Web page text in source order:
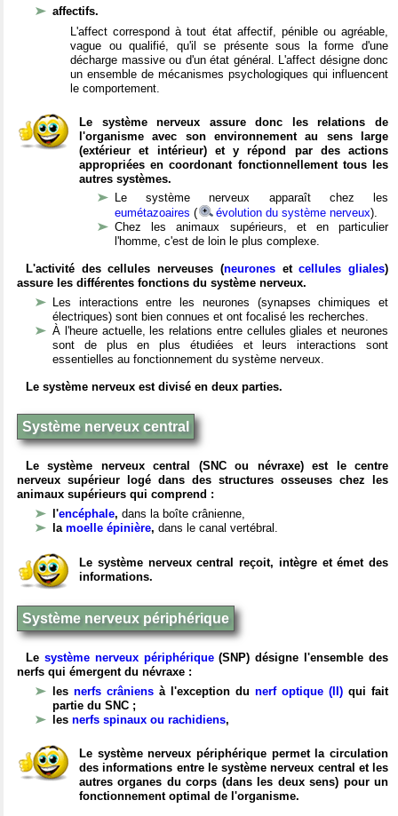
affectifs.
L'affect correspond à tout état affectif, pénible ou agréable,
vague ou qualifié, qu'il se présente sous la forme d'une
décharge massive ou d'un état général. L'affect désigne donc
un ensemble de mécanismes psychologiques qui influencent
le comportement.
Le système nerveux assure donc les relations de
l'organisme avec son environnement au sens large
(extérieur et intérieur) et y répond par des actions
appropriées en coordonant fonctionnellement tous les
autres systèmes.
Le système nerveux apparaît chez les
eumétazoaires ( évolution du système nerveux).
Chez les animaux supérieurs, et en particulier
l'homme, c'est de loin le plus complexe.
L'activité des cellules nerveuses (neuronesetcellules gliales)
assure les différentes fonctions du système nerveux.
Les interactions entre les neurones (synapses chimiques et
électriques) sont bien connues et ont focalisé les recherches.
À l'heure actuelle, les relations entre cellules gliales et neurones
sont de plus en plus étudiées et leurs interactions sont
essentielles au fonctionnement du système nerveux.
Le système nerveux est divisé en deux parties.
Système nerveux central
Le système nerveux central (SNC ou névraxe) est le centre
nerveux supérieur logé dans des structures osseuses chez les
animaux supérieurs qui comprend :
l'encéphale, dans la boîte crânienne,
la moelle épinière, dans le canal vertébral.
Le système nerveux central reçoit, intègre et émet des
informations.
Système nerveux périphérique
Le système nerveux périphérique(SNP) désigne l'ensemble des
nerfs qui émergent du névraxe :
les nerfs crâniens à l'exception du nerf optique (II) qui fait
partie du SNC ;
les nerfs spinaux ou rachidiens,
Le système nerveux périphérique permet la circulation
des informations entre le système nerveux central et les
autres organes du corps (dans les deux sens) pour un
fonctionnement optimal de l'organisme.